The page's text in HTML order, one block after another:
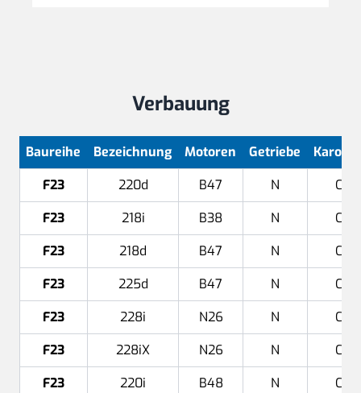
Verbauung
Baureihe Bezeichnung Motoren Getriebe
F23
220d B47 N
Cab
F23
218i B38 N
Cab
F23
218d B47 N
Cab
F23
225d B47 N
Cab
F23
228i N26 N
Cab
F23
228iX N26 N
Cab
F23
220i B48 N
Cab